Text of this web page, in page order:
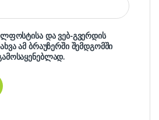
და ვებ-გვერდის
ამ ბრაუზერში შემდგომში